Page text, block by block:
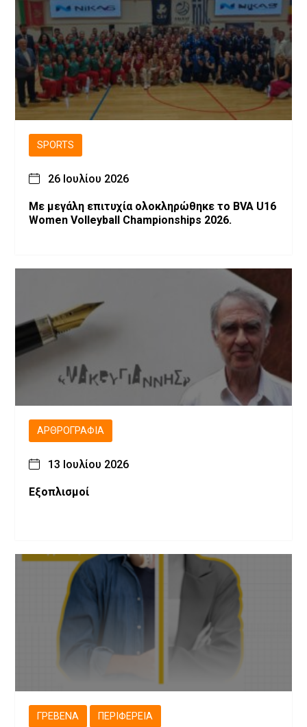
SPORTS
26 Ιουλίου 2026
Με μεγάλη επιτυχία ολοκληρώθηκε το BVA U16
Women Volleyball Championships 2026.
ΑΡΘΡΟΓΡΑΦΊΑ
13 Ιουλίου 2026
Εξοπλισμοί
ΓΡΕΒΕΝΆ ΠΕΡΙΦΈΡΕΙΑ